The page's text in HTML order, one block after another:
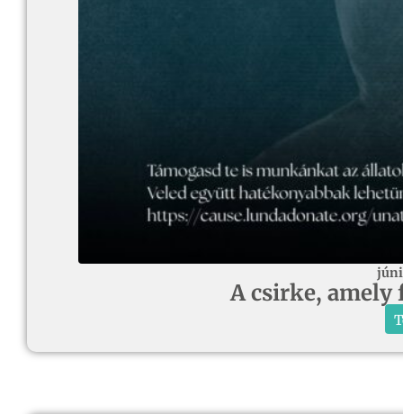
A csirke, amely